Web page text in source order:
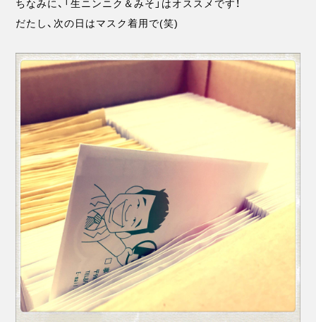
ちなみに、「生ニンニク＆みそ」はオススメです！
だたし、次の日はマスク着用で(笑)